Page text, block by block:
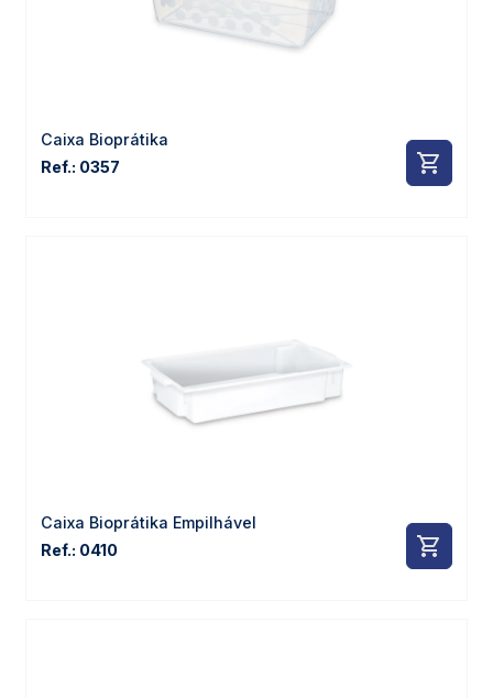
Caixa Bioprátika
Ref.: 0357
Caixa Bioprátika Empilhável
Ref.: 0410